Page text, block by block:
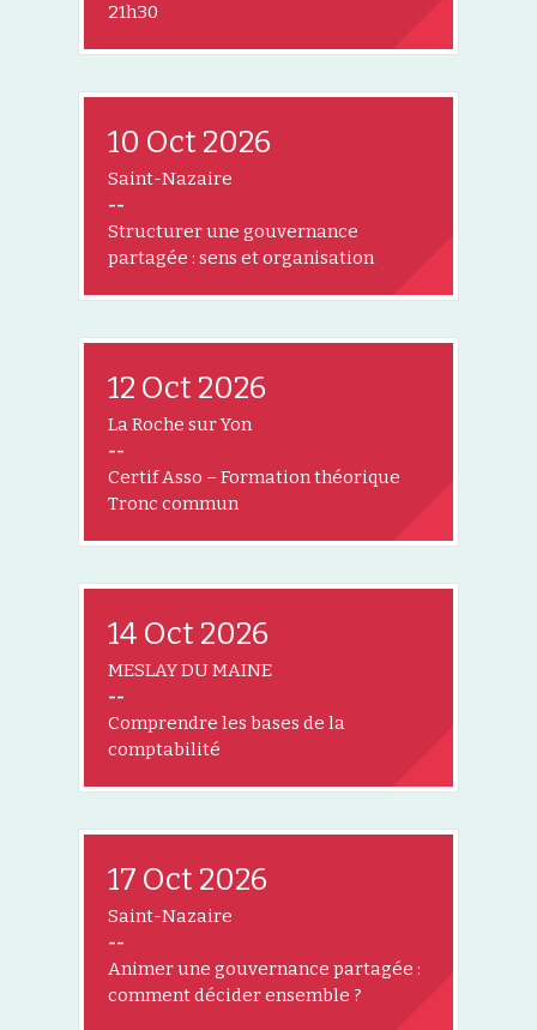
21h30
10 Oct 2026
Saint-Nazaire
--
Structurer une gouvernance
partagée : sens et organisation
12 Oct 2026
La Roche sur Yon
--
Certif Asso – Formation théorique
Tronc commun
14 Oct 2026
MESLAY DU MAINE
--
Comprendre les bases de la
comptabilité
17 Oct 2026
Saint-Nazaire
--
Animer une gouvernance partagée :
comment décider ensemble ?